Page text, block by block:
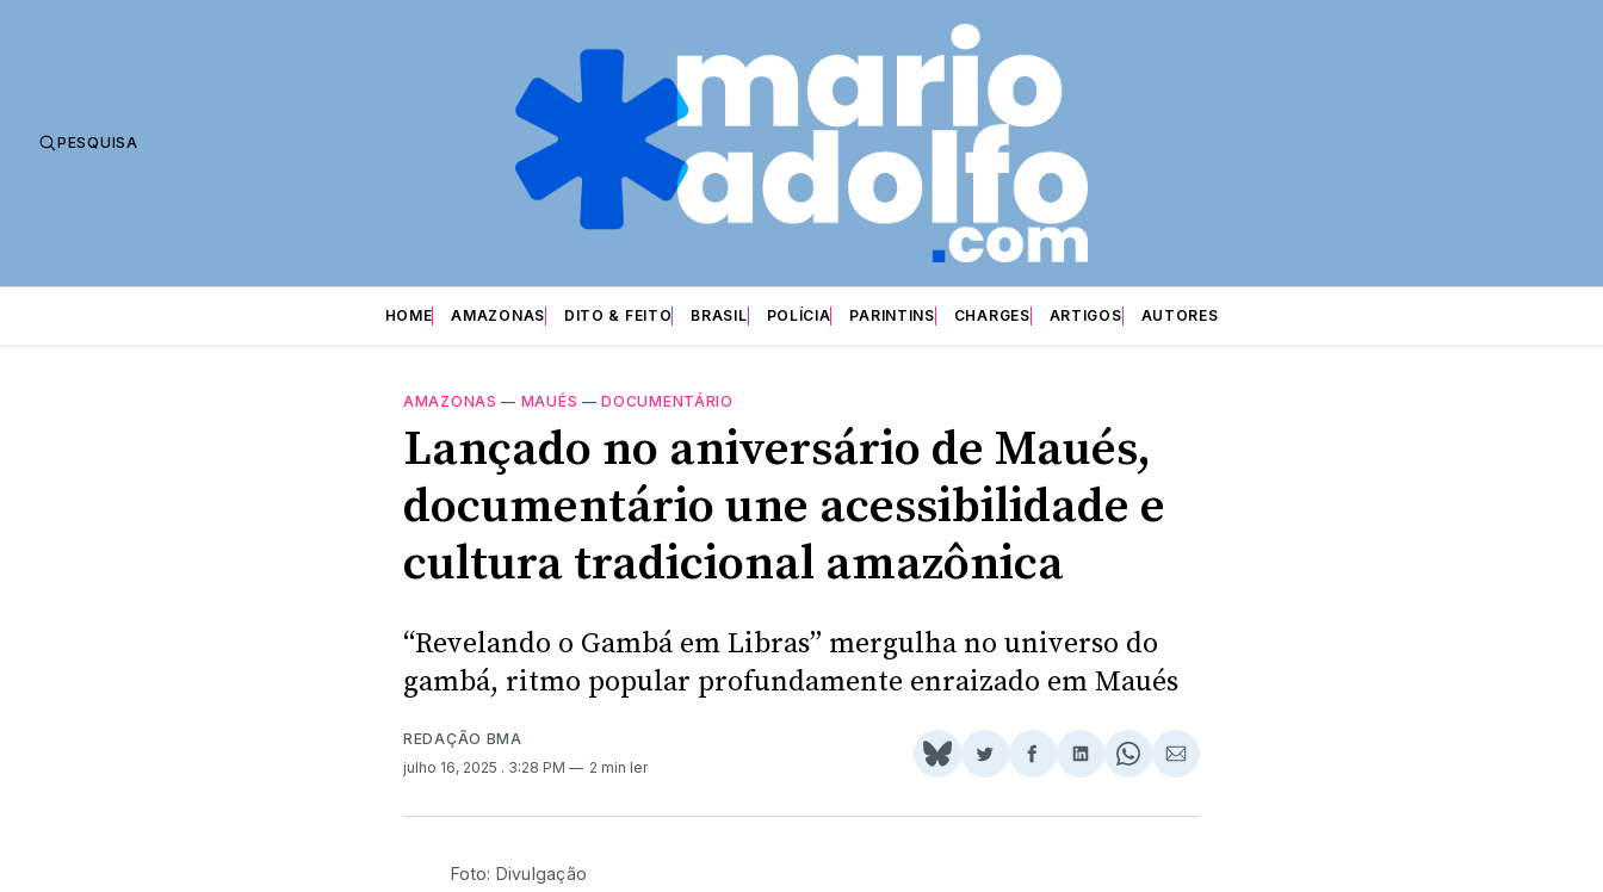
PESQUISA
HOME AMAZONAS DITO & FEITO BRASIL POLÍCIA PARINTINS CHARGES ARTIGOS AUTORES
AMAZONAS — MAUÉS —DOCUMENTÁRIO
Lançado no aniversário de Maués,
documentário une acessibilidade e
cultura tradicional amazônica
“Revelando o Gambá em Libras” mergulha no universo do
gambá, ritmo popular profundamente enraizado em Maués
REDAÇÃO BMA
julho 16, 2025 . 3:28 PM 2 min ler
Share
BlueSky
Compartilhar
Twitter
Compartilhar
Facebook
Compartilhar
LinkedIn
Share
WhatsApp
Compartilhar
Email
Foto: Divulgação